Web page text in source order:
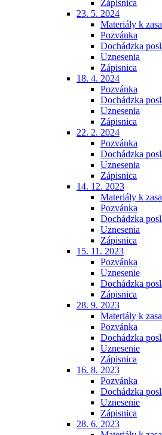
Zápisnica
23. 5. 2024
Materiály k
Pozvánka
Dochádzka
Uznesenia
Zápisnica
18. 4. 2024
Pozvánka
Dochádzka
Uznesenia
Zápisnica
22. 2. 2024
Pozvánka
Dochádzka
Uznesenia
Zápisnica
14. 12. 2023
Materiály k
Pozvánka
Dochádzka
Uznesenia
Zápisnica
15. 11. 2023
Pozvánka
Uznesenie
Dochádzka
Zápisnica
28. 9. 2023
Materiály k
Pozvánka
Dochádzka
Uznesenie
Zápisnica
16. 8. 2023
Pozvánka
Dochádzka
Uznesenie
Zápisnica
28. 6. 2023